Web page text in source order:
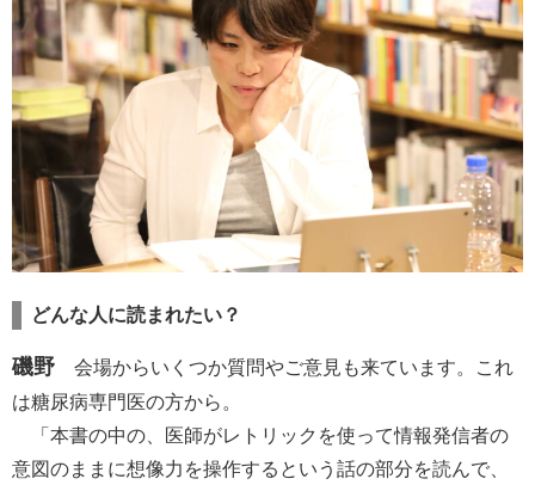
どんな人に読まれたい？
磯野 会場からいくつか質問やご意見も来ています。これ
は糖尿病専門医の方から。
「本書の中の、医師がレトリックを使って情報発信者の
意図のままに想像力を操作するという話の部分を読んで、